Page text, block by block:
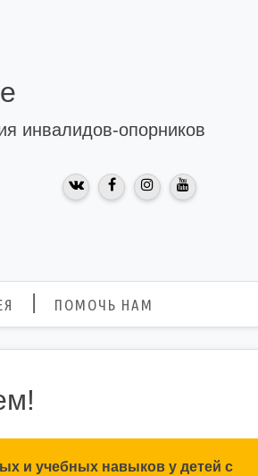
инвалидов-опорников
ПОМОЧЬ НАМ
и учебных навыков у детей с